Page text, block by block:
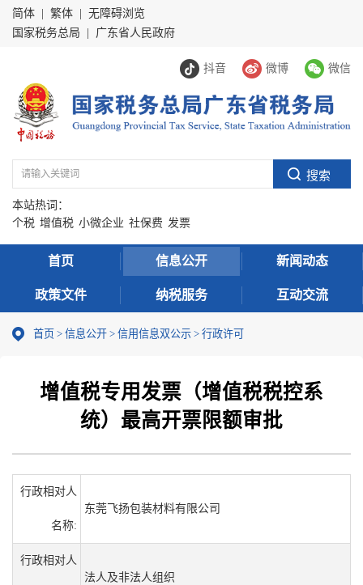
简体 繁体
无障碍浏览
国家税务总局
广东省人民政府
抖音 微博 微信
本站热词：
个税 增值税 小微企业 社保费 发票
首页 信息公开 新闻动态
政策文件 纳税服务 互动交流
首页 > 信息公开 > 信用信息双公示 > 行政许可
增值税专用发票（增值税税控系
统）最高开票限额审批
行政相对人
名称:
东莞飞扬包装材料有限公司
行政相对人
法人及非法人组织